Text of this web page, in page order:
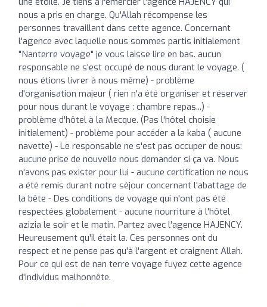
nous a pris en charge. Qu'Allah récompense les
personnes travaillant dans cette agence. Concernant
l'agence avec laquelle nous sommes partis initialement
"Nanterre voyage" je vous laisse lire en bas. aucun
responsable ne s'est occupé de nous durant le voyage. (
nous étions livrer à nous même) - problème
d'organisation majeur ( rien n'a été organiser et réserver
pour nous durant le voyage : chambre repas...) -
problème d'hôtel à la Mecque. (Pas l'hôtel choisie
initialement) - problème pour accéder a la kaba ( aucune
navette) - Le responsable ne s'est pas occuper de nous:
aucune prise de nouvelle nous demander si ça va. Nous
n'avons pas exister pour lui - aucune certification ne nous
a été remis durant notre séjour concernant l'abattage de
la bête - Des conditions de voyage qui n'ont pas été
respectées globalement - aucune nourriture à l'hôtel
azizia le soir et le matin. Partez avec l'agence HAJENCY.
Heureusement qu'il était la. Ces personnes ont du
respect et ne pense pas qu'à l'argent et craignent Allah.
Pour ce qui est de nan terre voyage fuyez cette agence
d'individus malhonnête.